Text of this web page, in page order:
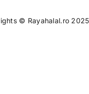
© Rayahalal.ro